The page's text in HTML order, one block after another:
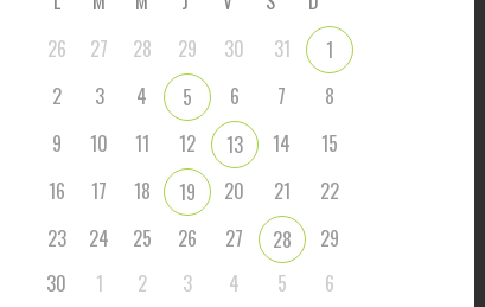
26
27 28 29 30 31
1
2
3 4 5 6 7
8
9
10 11 12 13 14
15
16
17 18 19 20 21
22
23
24 25 26 27 28
29
30
1 2 3 4 5 6